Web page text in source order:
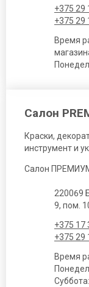
+375 29
+375 29
Время
Салон
Краски,
инструмент и
Салон
220069
9, пом.
+375 17
+375 29
Время